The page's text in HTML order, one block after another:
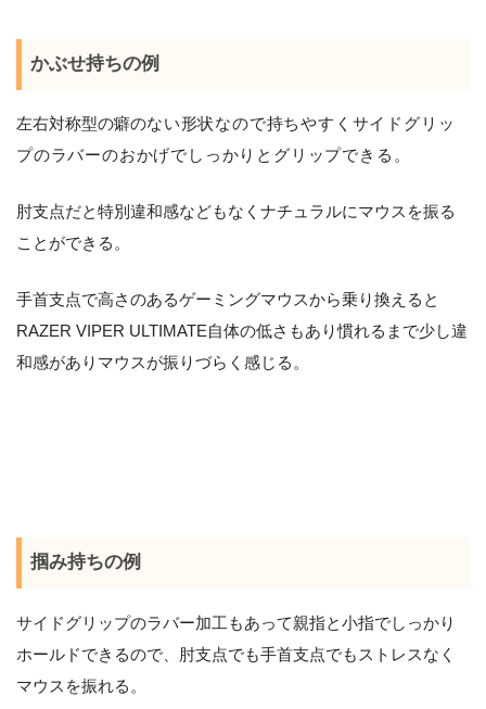
かぶせ持ちの例
左右対称型の癖のない形状なので持ちやすくサイドグリッ
プのラバーのおかげでしっかりとグリップできる。
肘支点だと特別違和感などもなくナチュラルにマウスを振る
ことができる。
手首支点で高さのあるゲーミングマウスから乗り換えると
RAZER VIPER ULTIMATE自体の低さもあり慣れるまで少し違
和感がありマウスが振りづらく感じる。
掴み持ちの例
サイドグリップのラバー加工もあって親指と小指でしっかり
ホールドできるので、肘支点でも手首支点でもストレスなく
マウスを振れる。